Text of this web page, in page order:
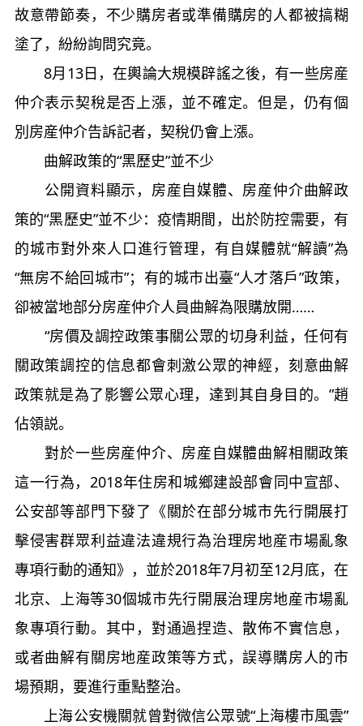
故意帶節奏，不少購房者或準備購房的人都被搞糊
塗了，紛紛詢問究竟。
8月13日，在輿論大規模辟謠之後，有一些房産
仲介表示契稅是否上漲，並不確定。但是，仍有個
別房産仲介告訴記者，契稅仍會上漲。
曲解政策的“黑歷史”並不少
公開資料顯示，房産自媒體、房産仲介曲解政
策的“黑歷史”並不少：疫情期間，出於防控需要，有
的城市對外來人口進行管理，有自媒體就“解讀”為
“無房不給回城市”；有的城市出臺“人才落戶”政策，
卻被當地部分房産仲介人員曲解為限購放開……
“房價及調控政策事關公眾的切身利益，任何有
關政策調控的信息都會刺激公眾的神經，刻意曲解
政策就是為了影響公眾心理，達到其自身目的。”趙
佔領説。
對於一些房産仲介、房産自媒體曲解相關政策
這一行為，2018年住房和城鄉建設部會同中宣部、
公安部等部門下發了《關於在部分城市先行開展打
擊侵害群眾利益違法違規行為治理房地産市場亂象
專項行動的通知》，並於2018年7月初至12月底，在
北京、上海等30個城市先行開展治理房地産市場亂
象專項行動。其中，對通過捏造、散佈不實信息，
或者曲解有關房地産政策等方式，誤導購房人的市
場預期，要進行重點整治。
上海公安機關就曾對微信公眾號“上海樓市風雲”